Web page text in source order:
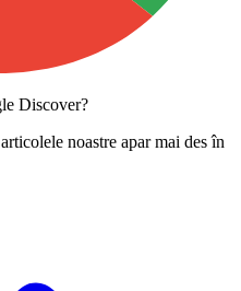
Discover?
noastre apar mai des în